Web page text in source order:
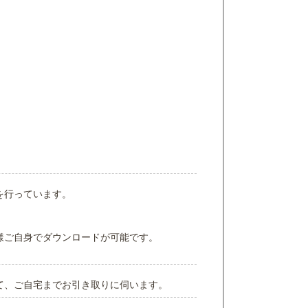
っています。
自身でダウンロードが可能です。
ご自宅までお引き取りに伺います。